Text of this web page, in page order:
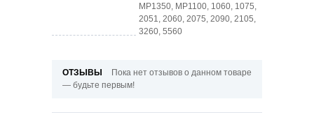
MP1350, MP1100, 1060, 1075,
2051, 2060, 2075, 2090, 2105,
3260, 5560
ОТЗЫВЫ
Пока нет отзывов о данном товаре
— будьте первым!